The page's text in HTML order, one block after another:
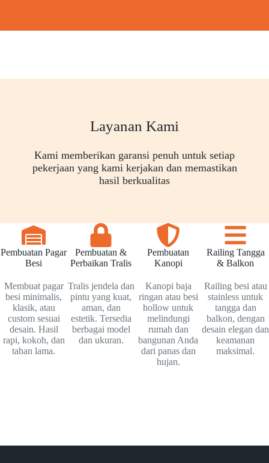
Layanan Kami
Kami memberikan garansi penuh untuk setiap
pekerjaan yang kami kerjakan dan memastikan
hasil berkualitas
Pembuatan Pagar
Besi
Membuat pagar
besi minimalis,
klasik, atau
custom sesuai
desain. Hasil
rapi, kokoh, dan
tahan lama.
Pembuatan &
Perbaikan Tralis
Tralis jendela dan
pintu yang kuat,
aman, dan
estetik. Tersedia
berbagai model
dan ukuran.
Pembuatan
Kanopi
Kanopi baja
ringan atau besi
hollow untuk
melindungi
rumah dan
bangunan Anda
dari panas dan
hujan.
Railing Tangga
& Balkon
Railing besi atau
stainless untuk
tangga dan
balkon, dengan
desain elegan dan
keamanan
maksimal.